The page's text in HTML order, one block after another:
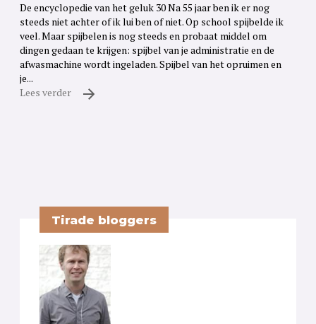
De encyclopedie van het geluk 30 Na 55 jaar ben ik er nog
steeds niet achter of ik lui ben of niet. Op school spijbelde ik
veel. Maar spijbelen is nog steeds en probaat middel om
dingen gedaan te krijgen: spijbel van je administratie en de
afwasmachine wordt ingeladen. Spijbel van het opruimen en
je...
Lees verder
Tirade bloggers